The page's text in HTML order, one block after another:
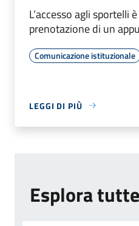
L’accesso agli sportelli
prenotazione di un
Comunicazione istituzionale
LEGGI DI PIÙ
Esplora